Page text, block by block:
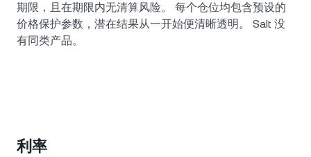
期限，且在期限内无清算风险。 每个仓位均包含预设的
价格保护参数，潜在结果从一开始便清晰透明。 Salt 没
有同类产品。
利率